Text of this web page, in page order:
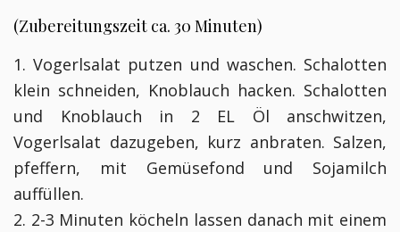
(Zubereitungszeit ca. 30 Minuten)
1. Vogerlsalat putzen und waschen. Schalotten
klein schneiden, Knoblauch hacken. Schalotten
und Knoblauch in 2 EL Öl anschwitzen,
Vogerlsalat dazugeben, kurz anbraten. Salzen,
pfeffern, mit Gemüsefond und Sojamilch
auffüllen.
2. 2-3 Minuten köcheln lassen danach mit einem